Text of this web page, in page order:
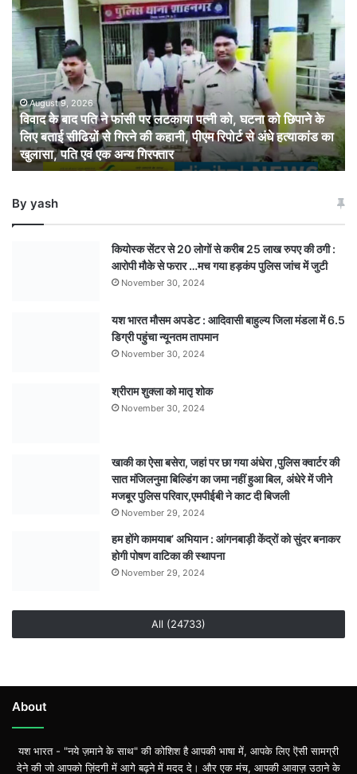
के
बाद
ने
फांसी
पर
लटकाया
पत्नी
को,
घटना
छिपाने
August 9, 2026
विवाद के बाद पति ने फांसी पर लटकाया पत्नी को, घटना को छिपाने के
लिए बताई सीढिय़ों से गिरने की कहानी, पीएम रिपोर्ट से अंधे हत्याकांड का
खुलासा, पति एवं एक अन्य गिरफ्तार
By yash
कियोस्क सेंटर से 20 लोगों से करीब 25 लाख रुपए की ठगी :
आरोपी मौके से फरार …मच गया हड़कंप पुलिस जांच में जुटी
November 30, 2024
यश भारत मौसम अपडेट : आदिवासी बाहुल्य जिला मंडला में 6.5
डिग्री पहुंचा न्यूनतम तापमान
November 30, 2024
श्रीराम शुक्ला को मातृ शोक
November 30, 2024
खाकी का ऐसा बसेरा, जहां पर छा गया अंधेरा ,पुलिस क्वार्टर की
सात मंजिलनुमा बिल्डिंग का जमा नहीं हुआ बिल, अंधेरे में जीने
मजबूर पुलिस परिवार,एमपीईबी ने काट दी बिजली
November 29, 2024
हम होंगे कामयाब’ अभियान : आंगनबाड़ी केंद्रों को सुंदर बनाकर
होगी पोषण वाटिका की स्थापना
November 29, 2024
All (24733)
About
यश भारत - "नये ज़माने के साथ" की कोशिश है आपकी भाषा में, आपके लिए ऎसी सामग्री
देने की जो आपको ज़िंदगी में आगे बढ़ने में मदद दे। और एक मंच, आपकी आवाज़ उठाने के